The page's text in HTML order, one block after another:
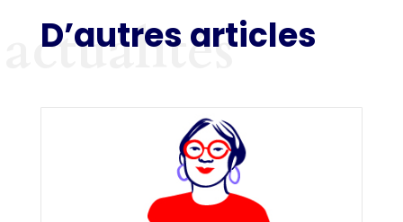
D’autres articles
actualités